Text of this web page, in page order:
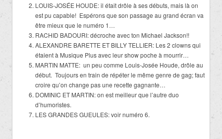
LOUIS-JOSÉE HOUDE: il était drôle à ses débuts, mais là on
est pu capable! Espérons que son passage au grand écran va
être mieux que le numéro 1…
RACHID BADOURI: décroche avec ton Michael Jackson!!
ALEXANDRE BARETTE ET BILLY TELLIER: Les 2 clowns qui
étaient à Musique Plus avec leur show poche à mourrir…
MARTIN MATTE: un peu comme Louis-Josée Houde, drôle au
début. Toujours en train de répéter le même genre de gag; faut
croire qu’on change pas une recette gagnante…
DOMINIC ET MARTIN: on est meilleur que l’autre duo
d’humoristes.
LES GRANDES GUEULES: voir numéro 6.